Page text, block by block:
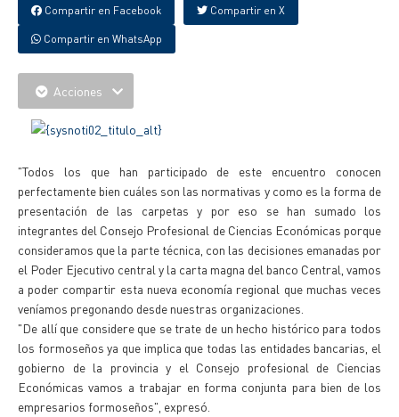
Compartir en Facebook Compartir en X
Compartir en WhatsApp
Acciones
"Todos los que han participado de este encuentro conocen
perfectamente bien cuáles son las normativas y como es la forma de
presentación de las carpetas y por eso se han sumado los
integrantes del Consejo Profesional de Ciencias Económicas porque
consideramos que la parte técnica, con las decisiones emanadas por
el Poder Ejecutivo central y la carta magna del banco Central, vamos
a poder compartir esta nueva economía regional que muchas veces
veníamos pregonando desde nuestras organizaciones.
"De allí que considere que se trate de un hecho histórico para todos
los formoseños ya que implica que todas las entidades bancarias, el
gobierno de la provincia y el Consejo profesional de Ciencias
Económicas vamos a trabajar en forma conjunta para bien de los
empresarios formoseños", expresó.